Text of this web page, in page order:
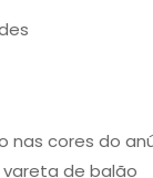
nas cores do
vareta de balão